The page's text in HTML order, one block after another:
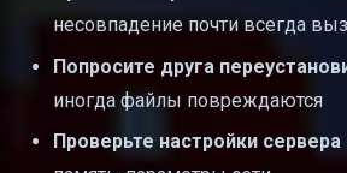
несовпадение почти всегда
Попросите друга
иногда файлы повреждаются
Проверьте настройки сервера